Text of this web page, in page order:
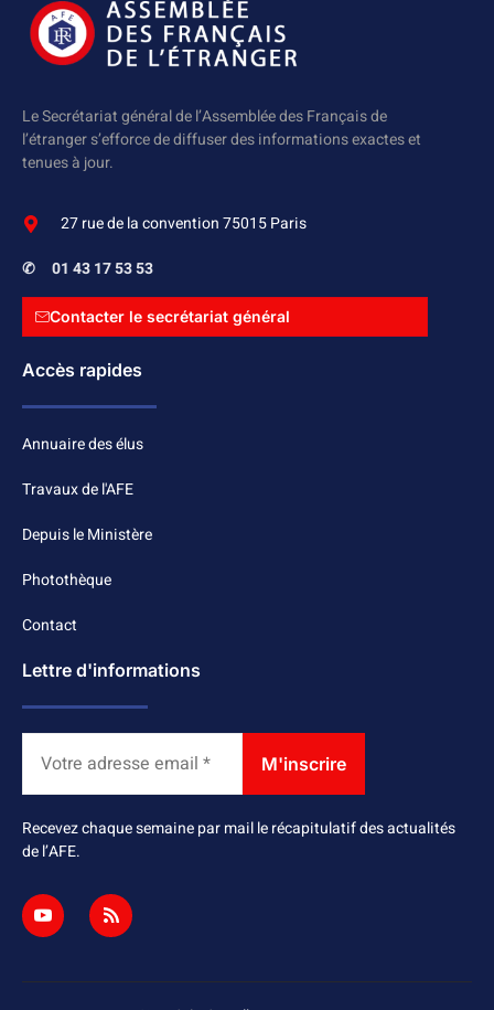
Le Secrétariat général de l’Assemblée des Français de
l’étranger s’efforce de diffuser des informations exactes et
tenues à jour.
27 rue de la convention 75015 Paris
✆ 01 43 17 53 53
Contacter le secrétariat général
Accès rapides
Annuaire des élus
Travaux de l'AFE
Depuis le Ministère
Photothèque
Contact
Lettre d'informations
Recevez chaque semaine par mail le récapitulatif des actualités
de l’AFE.